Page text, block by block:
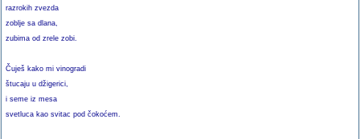
razrokih zvezda
zoblje sa dlana,
zubima od zrele zobi.
Čuješ kako mi vinogradi
štucaju u džigerici,
i seme iz mesa
svetluca kao svitac pod čokoćem.